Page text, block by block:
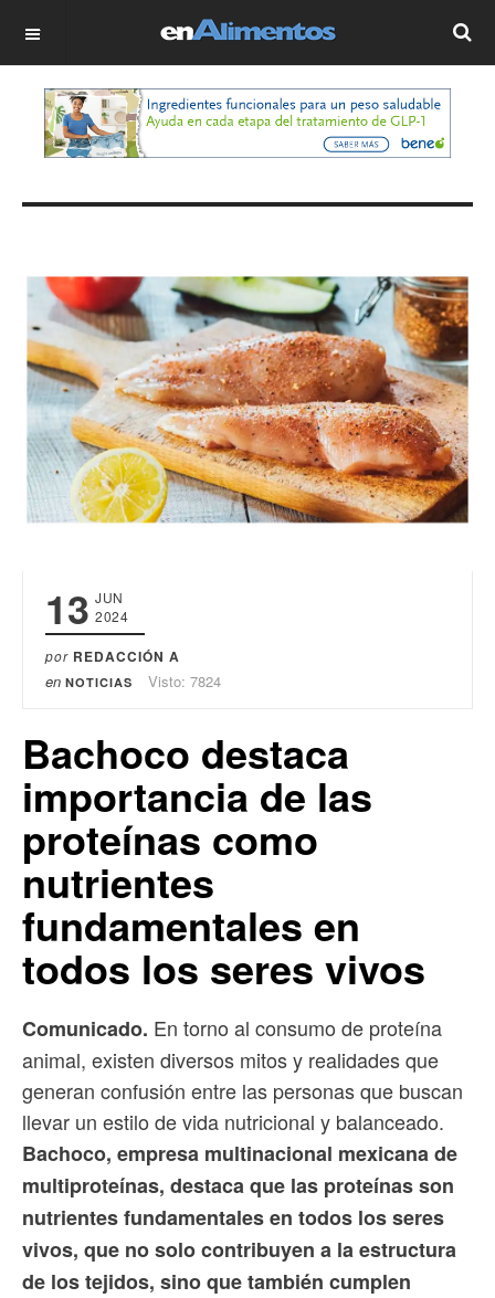
OFF CANVAS
13 JUN
2024
por REDACCIÓN A
en NOTICIAS Visto: 7824
Bachoco destaca
importancia de las
proteínas como
nutrientes
fundamentales en
todos los seres vivos
Comunicado. En torno al consumo de proteína
animal, existen diversos mitos y realidades que
generan confusión entre las personas que buscan
llevar un estilo de vida nutricional y balanceado.
Bachoco, empresa multinacional mexicana de
multiproteínas, destaca que las proteínas son
nutrientes fundamentales en todos los seres
vivos, que no solo contribuyen a la estructura
de los tejidos, sino que también cumplen